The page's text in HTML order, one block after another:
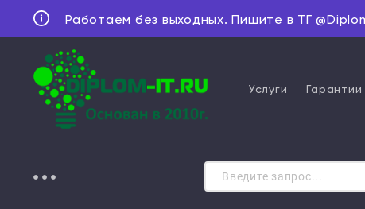
Работаем без выходных. Пишите в ТГ
Услуги Гарантии